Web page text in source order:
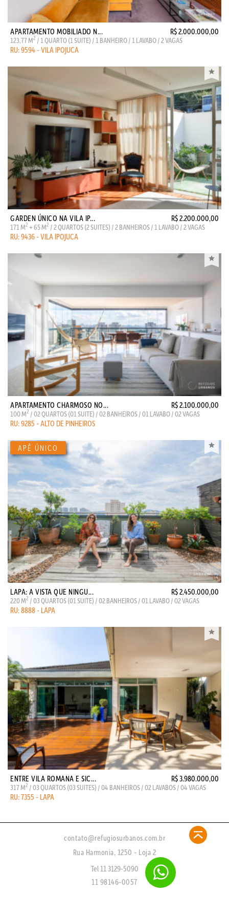
APARTAMENTO MOBILIADO N... R$ 2.000.000,00
123,77 M2 / 1 QUARTO (1 SUITE) / 1 BANHEIRO / 1 LAVABO / 2 VAGAS
RU: 9594 - VILA IPOJUCA
GARDEN ÚNICO NA VILA IP... R$ 2.200.000,00
171 M2 + 65 M2 / 2 QUARTOS (2 SUITES) / 2 BANHEIROS / 1 LAVABO / 2 VAGAS
RU: 9436 - VILA IPOJUCA
APARTAMENTO CHARMOSO NO... R$ 2.100.000,00
100 M2 / 02 QUARTOS (01 SUITE) / 02 BANHEIROS / 01 LAVABO / 02 VAGAS
RU: 9285 - ALTO DE PINHEIROS
LAPA: A VISTA QUE NINGU... R$ 2.450.000,00
220 M2 / 03 QUARTOS (01 SUITE) / 02 BANHEIROS / 01 LAVABO / 02 VAGAS
RU: 8888 - LAPA
ENTRE VILA ROMANA E SIC... R$ 3.980.000,00
317 M2 / 03 QUARTOS (03 SUITES) / 04 BANHEIROS / 02 LAVABOS / 04 VAGAS
RU: 7355 - LAPA
contato@refugiosurbanos.com.br
Rua Harmonia, 1250 - Loja 2
Tel 11 3129-5090
11 98146-0057